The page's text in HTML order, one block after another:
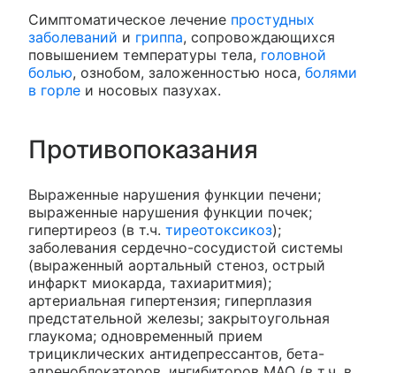
Симптоматическое лечение простудных
заболеваний и гриппа, сопровождающихся
повышением температуры тела, головной
болью, ознобом, заложенностью носа, болями
в горле и носовых пазухах.
Противопоказания
Выраженные нарушения функции печени;
выраженные нарушения функции почек;
гипертиреоз (в т.ч. тиреотоксикоз);
заболевания сердечно-сосудистой системы
(выраженный аортальный стеноз, острый
инфаркт миокарда, тахиаритмия);
артериальная гипертензия; гиперплазия
предстательной железы; закрытоугольная
глаукома; одновременный прием
трициклических антидепрессантов, бета-